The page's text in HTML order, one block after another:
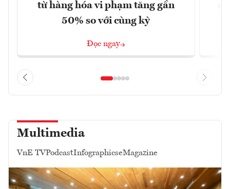
từ hàng hóa vi phạm tăng gần
50% so với cùng kỳ
Đọc ngay
Multimedia
VnE TVPodcastInfographicseMagazine